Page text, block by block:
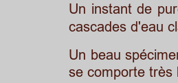
Un instant de
cascades d'eau
Un beau
se comporte très